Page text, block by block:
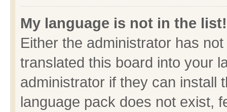
My language is not in the list!
Either the administrator has
translated this board into your
administrator if they can install
language pack does not exist,